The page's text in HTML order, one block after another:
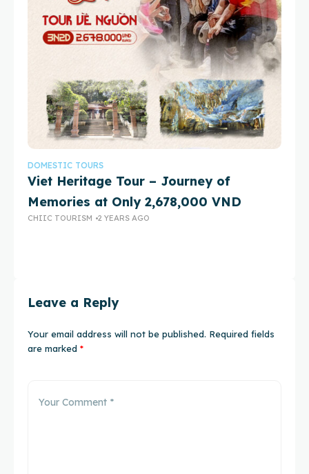
DOMESTIC TOURS
Viet Heritage Tour – Journey of
Memories at Only 2,678,000 VND
CHIIC TOURISM 2 YEARS AGO
Leave a Reply
Your email address will not be published. Required fields
are marked *